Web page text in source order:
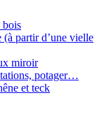
bois
(à partir d’une vielle
miroir
potager…
et teck